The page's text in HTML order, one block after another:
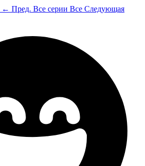
← Пред. Все серии Все Следующая